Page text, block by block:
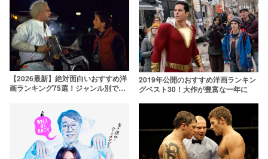
【2026最新】絶対面白いおすすめ洋
画ランキング75選！ジャンル別で不
2019年公開のおすすめ洋画ランキン
グベスト30！大作が豊富な一年に